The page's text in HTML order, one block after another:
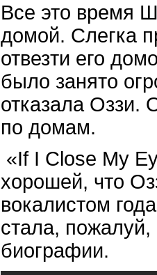
Все это время
домой. Слегка
отвезти его
было занято
отказала Оззи.
по домам.
«If I Close My
хорошей, что
вокалистом
стала, пожалуй,
биографии.